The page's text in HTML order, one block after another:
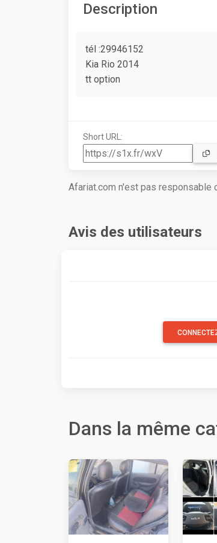
Description
tél :29946152
Kia Rio 2014
tt option
Short URL:
Afariat.com n'est pas
Avis des utilisateurs
Dans la même